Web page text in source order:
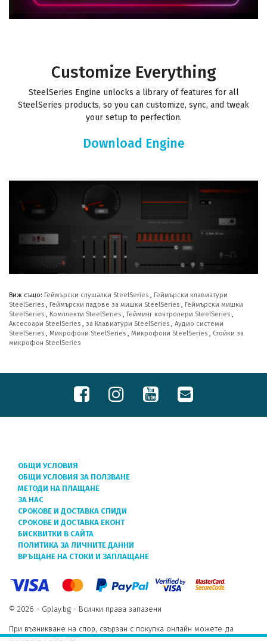
Customize Everything
SteelSeries Engine unlocks a library of features for all
SteelSeries products, so you can customize, sync, and tweak
your setup to perfection.
Download Engine
Виж също: Геймърски слушалки SteelSeries , Геймърски клавиатури
SteelSeries , Геймърски падове за мишки SteelSeries , Геймърски мишки
SteelSeries , Комплекти SteelSeries , Гейминг контролери SteelSeries ,
Аксесоари SteelSeries , за Клавиатури SteelSeries , Аудио системи
SteelSeries , Микрофони SteelSeries , Микрофони SteelSeries , Стойки за
микрофон SteelSeries
ОБЩИ УСЛОВИЯ
ОБЩИ УСЛОВИЯ ЗА ПОЛЗВАНЕ
МЕТОДИ НА ПЛАЩАНЕ
ЗА НАС
СРОКОВЕ И ДОСТАВКА СПИДИ
СРОКОВЕ И ДОСТАВКА ЕКОНТ
БИСКВИТКИ В САЙТА
ПОЛИТИКА ЗА ЛИЧНИТЕ ДАННИ
ВРЪЩАНЕ НА СТОКИ И ЗАПЛАЩАНЕ
© 2026 - Gplay.bg - Всички права запазени
При възникване на спор, свързан с покупка онлайн можете да